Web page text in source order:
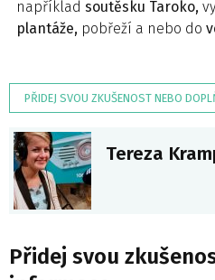
například soutěsku Taroko,
plantáže, pobřeží a nebo do
PŘIDEJ SVOU ZKUŠENOST NEBO
Tereza
Přidej svou